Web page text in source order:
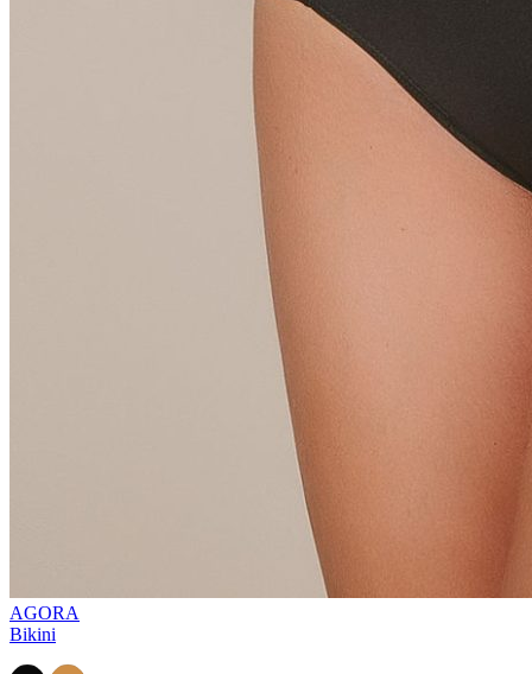
AGORA
Bikini